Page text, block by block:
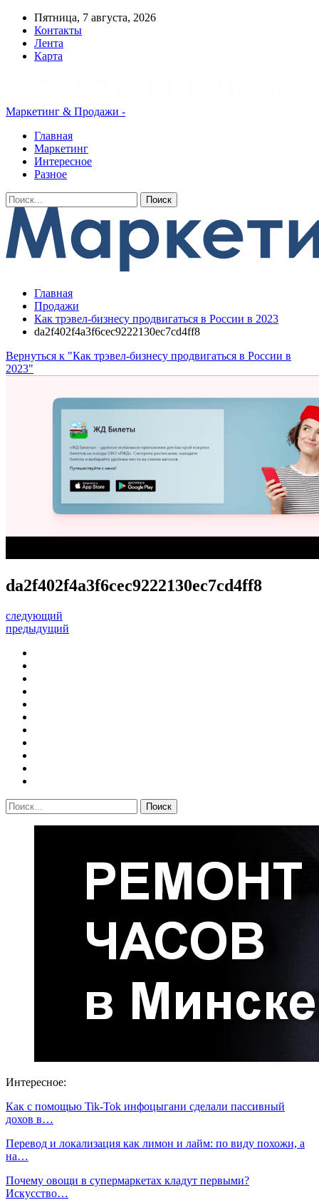
Пятница, 7 августа, 2026
Контакты
Лента
Карта
Маркетинг & Продажи -
Главная
Маркетинг
Интересное
Разное
Главная
Продажи
Как трэвел-бизнесу продвигаться в России в 2023
da2f402f4a3f6cec9222130ec7cd4ff8
Вернуться к "Как трэвел-бизнесу продвигаться в России в
2023"
da2f402f4a3f6cec9222130ec7cd4ff8
следующий
предыдущий
Интересное:
Как с помощью Tik-Tok инфоцыгани сделали пассивный
дохов в…
Перевод и локализация как лимон и лайм: по виду похожи, а
на…
Почему овощи в супермаркетах кладут первыми?
Искусство…